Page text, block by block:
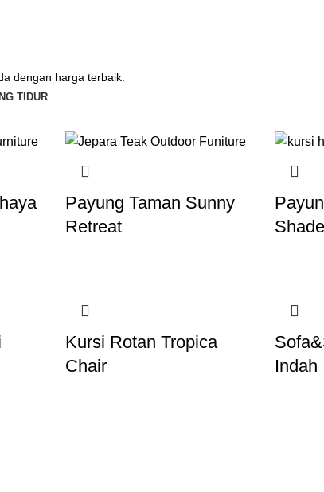
dengan harga terbaik.
TIDUR
Payung Taman Sunny
Retreat
Shade
Kursi Rotan Tropica
Chair
Indah